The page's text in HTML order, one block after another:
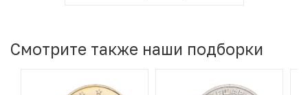
Смотрите также наши подборки